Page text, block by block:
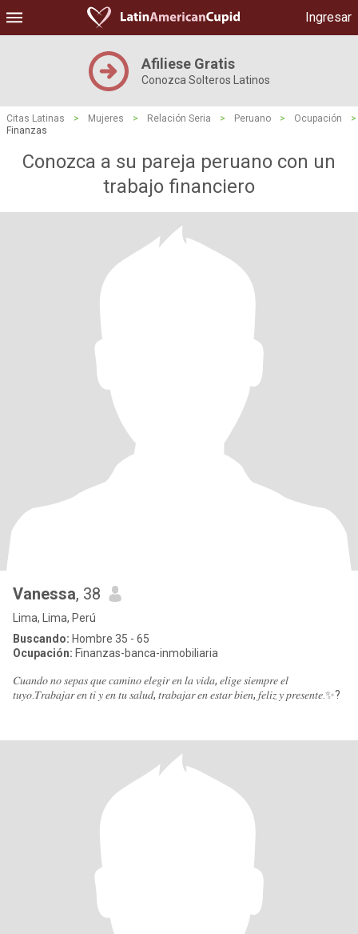
Ingresar
Afiliese Gratis
Conozca Solteros Latinos
Citas Latinas > Mujeres > Relación Seria > Peruano > Ocupación
>
Finanzas
Conozca a su pareja peruano con un
trabajo financiero
Vanessa, 38
Lima, Lima, Perú
Buscando: Hombre 35 - 65
Ocupación: Finanzas-banca-inmobiliaria
𝐶𝑢𝑎𝑛𝑑𝑜 𝑛𝑜 𝑠𝑒𝑝𝑎𝑠 𝑞𝑢𝑒 𝑐𝑎𝑚𝑖𝑛𝑜 𝑒𝑙𝑒𝑔𝑖𝑟 𝑒𝑛 𝑙𝑎 𝑣𝑖𝑑𝑎, 𝑒𝑙𝑖𝑔𝑒 𝑠𝑖𝑒𝑚𝑝𝑟𝑒 𝑒𝑙
𝑡𝑢𝑦𝑜.𝑇𝑟𝑎𝑏𝑎𝑗𝑎𝑟 𝑒𝑛 𝑡𝑖 𝑦 𝑒𝑛 𝑡𝑢 𝑠𝑎𝑙𝑢𝑑, 𝑡𝑟𝑎𝑏𝑎𝑗𝑎𝑟 𝑒𝑛 𝑒𝑠𝑡𝑎𝑟 𝑏𝑖𝑒𝑛, 𝑓𝑒𝑙𝑖𝑧 𝑦 𝑝𝑟𝑒𝑠𝑒𝑛𝑡𝑒.✨?